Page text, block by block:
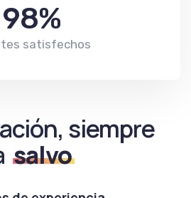
98%
satisfechos
siempre
salvo